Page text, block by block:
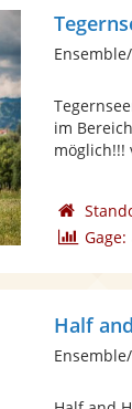
im
möglich!!!
Gage:
Half